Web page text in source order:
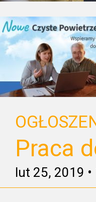
Praca
lut 25, 2019 •